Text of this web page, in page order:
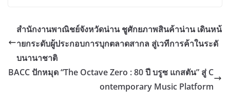
สำนักงานพาณิชย์จังหวัดน่าน ชูศักยภาพสินค้าน่าน เดินหน้
ายกระดับผู้ประกอบการบุกตลาดสากล สู่เวทีการค้าในระดั
บนานาชาติ
BACC ปักหมุด “The Octave Zero : 80 ปี บรูซ แกสตัน” สู่ C
ontemporary Music Platform